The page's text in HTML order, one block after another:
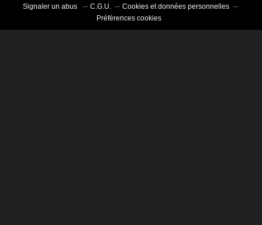
Signaler un abus
C.G.U.
Cookies et données personnelles
Préférences cookies